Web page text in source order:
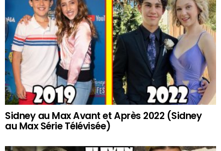
Sidney au Max Avant et Après 2022 (Sidney
au Max Série Télévisée)